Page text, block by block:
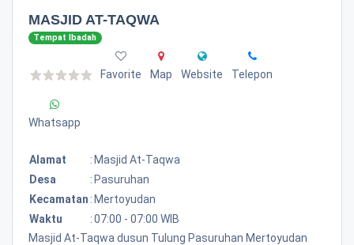
MASJID AT-TAQWA
Tempat Ibadah
Favorite Map Website Telepon
Whatsapp
Alamat : Masjid At-Taqwa
Desa
: Pasuruhan
Kecamatan : Mertoyudan
Waktu
:07:00 - 07:00 WIB
Masjid At-Taqwa dusun Tulung Pasuruhan Mertoyudan